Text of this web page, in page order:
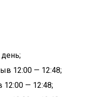
;
12:00 — 12:48;
12:00 — 12:48;